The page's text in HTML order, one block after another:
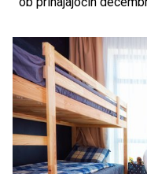
na mizi in ljubeče
slovenskih otrok, ki se
usoda tega ni
Po spletu je
marsikoga.